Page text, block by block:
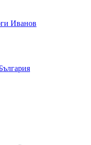
Иванов